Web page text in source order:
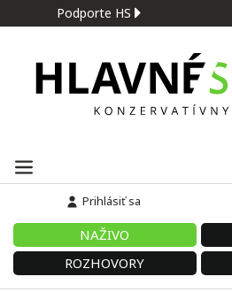
Podporte HS
Prihlásiť sa
NAŽIVO
ROZHOVORY